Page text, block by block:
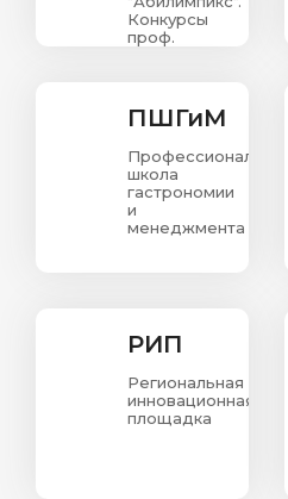
Конкурсы
проф.
ограниченными
возможностями
ПШГиМ
Профессиональная
школа
гастрономии
и
менеджмента
РИП
Региональная
инновационная
площадка